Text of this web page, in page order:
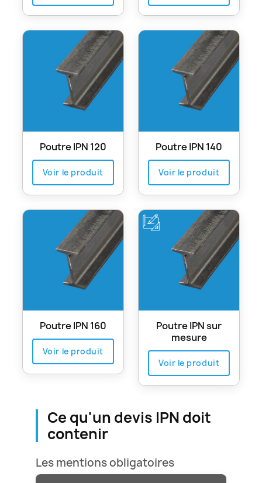
Poutre IPN 120
Voir le produit
Poutre IPN 140
Voir le produit
Poutre IPN 160
Voir le produit
Poutre IPN sur
mesure
Voir le produit
Ce qu'un devis IPN doit
contenir
Les mentions obligatoires